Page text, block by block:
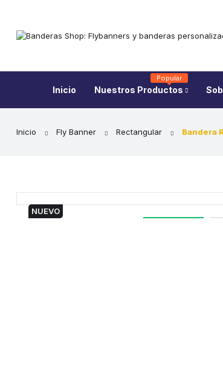
Inicio Nuestros Productos
Popular
Inicio Fly Banner Rectangular Bandera
NUEVO